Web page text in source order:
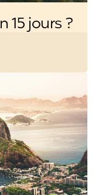
15 jours ?